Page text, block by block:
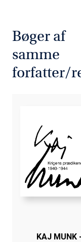
eller jargon. Vi
beslægtede
lige artikler,
til undervisning.
spirende
Bogens centreres
Det første
begrænsninger,
opdelingen i et A-
patientjournaler
Råds
samt offentligt
og mellem børn
Bøger af
samme
forfatter/
KAJ MUNK -